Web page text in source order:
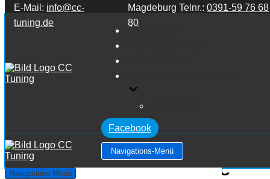
Zum Inhalt springen
E-Mail: info@cc-
tuning.de
Magdeburg Telnr.:0391-59 76 68
80
STARTSEITE
Facebook
Navigations-Menü
Navigations-Menü
Mercedes Benz C Klasse W203 C